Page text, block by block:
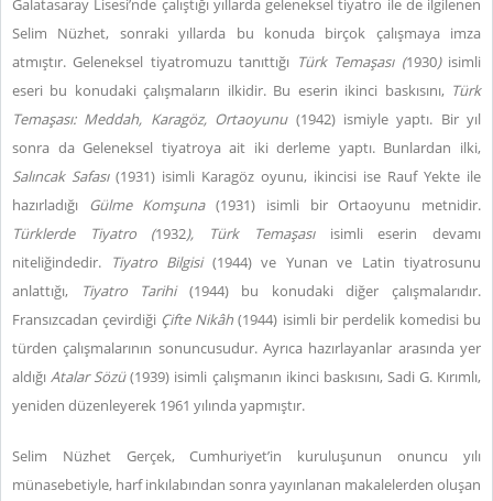
Galatasaray Lisesi’nde çalıştığı yıllarda geleneksel tiyatro ile de ilgilenen
Selim Nüzhet, sonraki yıllarda bu konuda birçok çalışmaya imza
atmıştır. Geleneksel tiyatromuzu tanıttığı Türk Temaşası (1930) isimli
eseri bu konudaki çalışmaların ilkidir. Bu eserin ikinci baskısını, Türk
Temaşası: Meddah, Karagöz, Ortaoyunu(1942) ismiyle yaptı. Bir yıl
sonra da Geleneksel tiyatroya ait iki derleme yaptı. Bunlardan ilki,
Salıncak Safası(1931) isimli Karagöz oyunu, ikincisi ise Rauf Yekte ile
hazırladığı Gülme Komşuna(1931) isimli bir Ortaoyunu metnidir.
Türklerde Tiyatro (1932), Türk Temaşasıisimli eserin devamı
niteliğindedir.
Tiyatro Bilgisi(1944) ve Yunan ve Latin tiyatrosunu
anlattığı,
Tiyatro Tarihi(1944) bu konudaki diğer çalışmalarıdır.
Fransızcadan çevirdiği Çifte Nikâh (1944) isimli bir perdelik komedisi bu
türden çalışmalarının sonuncusudur. Ayrıca hazırlayanlar arasında yer
aldığıAtalar Sözü(1939) isimli çalışmanın ikinci baskısını, Sadi G. Kırımlı,
yeniden düzenleyerek 1961 yılında yapmıştır.
Selim Nüzhet Gerçek, Cumhuriyet’in kuruluşunun onuncu yılı
münasebetiyle, harf inkılabından sonra yayınlanan makalelerden oluşan